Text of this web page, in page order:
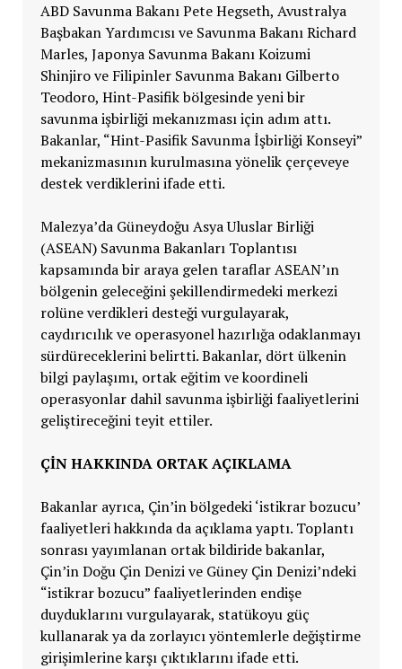
ABD Savunma Bakanı Pete Hegseth, Avustralya
Başbakan Yardımcısı ve Savunma Bakanı Richard
Marles, Japonya Savunma Bakanı Koizumi
Shinjiro ve Filipinler Savunma Bakanı Gilberto
Teodoro, Hint-Pasifik bölgesinde yeni bir
savunma işbirliği mekanızması için adım attı.
Bakanlar, “Hint-Pasifik Savunma İşbirliği Konseyi”
mekanizmasının kurulmasına yönelik çerçeveye
destek verdiklerini ifade etti.
Malezya’da Güneydoğu Asya Uluslar Birliği
(ASEAN) Savunma Bakanları Toplantısı
kapsamında bir araya gelen taraflar ASEAN’ın
bölgenin geleceğini şekillendirmedeki merkezi
rolüne verdikleri desteği vurgulayarak,
caydırıcılık ve operasyonel hazırlığa odaklanmayı
sürdüreceklerini belirtti. Bakanlar, dört ülkenin
bilgi paylaşımı, ortak eğitim ve koordineli
operasyonlar dahil savunma işbirliği faaliyetlerini
geliştireceğini teyit ettiler.
ÇİN HAKKINDA ORTAK AÇIKLAMA
Bakanlar ayrıca, Çin’in bölgedeki ‘istikrar bozucu’
faaliyetleri hakkında da açıklama yaptı. Toplantı
sonrası yayımlanan ortak bildiride bakanlar,
Çin’in Doğu Çin Denizi ve Güney Çin Denizi’ndeki
“istikrar bozucu” faaliyetlerinden endişe
duyduklarını vurgulayarak, statükoyu güç
kullanarak ya da zorlayıcı yöntemlerle değiştirme
girişimlerine karşı çıktıklarını ifade etti.